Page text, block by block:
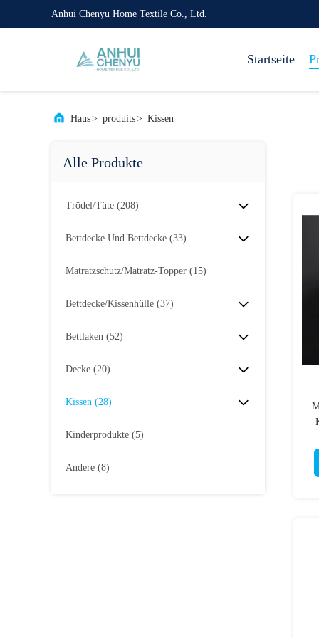
Anhui Chenyu Home Textile Co., Ltd.
Startseite
Haus> produits> Kissen
Alle Produkte
Trödel/Tüte (208)
Bettdecke Und Bettdecke (33)
Matratzschutz/Matratz-Topper (15)
Bettdecke/Kissenhülle (37)
Bettlaken (52)
Decke (20)
Kissen (28)
Kinderprodukte (5)
Andere (8)